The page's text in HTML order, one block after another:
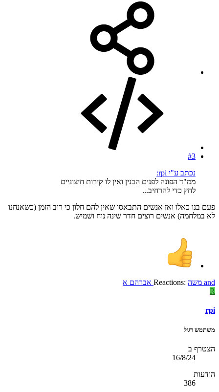
#3
נכתב ע"י rpi:
ממ"ד הפונה לפנים הבנין ואין לו קירות חיצוניים
לחץ כדי להרחיב...
פעם בנו כאלו ואז אנשים התבאסו שאין להם חלון כי רוב הזמן (כשאנחנו
לא במלחמה) אנשים רוצים חדר שינה נוח ושמיש.
Reactions: משה and
אברהם א
R
rpi
משתמש רגיל
הצטרף ב
16/8/24
הודעות
386